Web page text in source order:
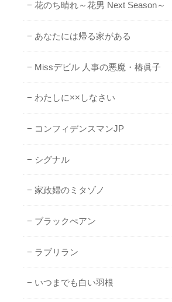
花のち晴れ～花男 Next Season～
あなたには帰る家がある
Missデビル 人事の悪魔・椿眞子
わたしに××しなさい
コンフィデンスマンJP
シグナル
家政婦のミタゾノ
ブラックぺアン
ラブリラン
いつまでも白い羽根